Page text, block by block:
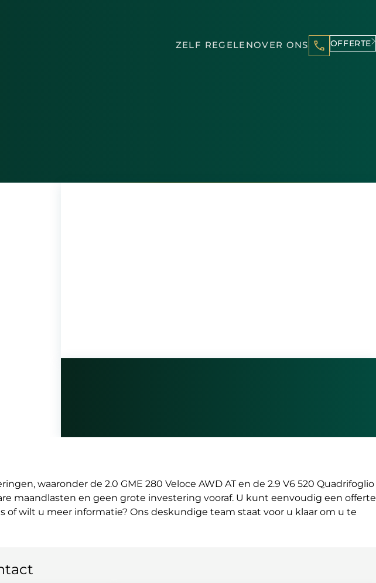
ZELF REGELENOVER ONS OFFERTE
waaronder de 2.0 GME 280 Veloce AWD AT en de 2.9 V6 520 Quadrifoglio
maandlasten en geen grote investering vooraf. U kunt eenvoudig een offerte
wilt u meer informatie? Ons deskundige team staat voor u klaar om u te